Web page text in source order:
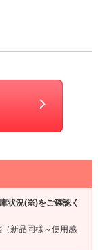
状況(※)をご確認く
新品同様～使用感